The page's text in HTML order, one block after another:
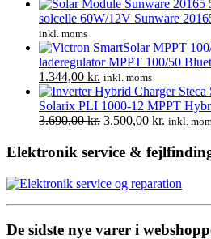
solcelle 60W/12V Sunware
inkl. moms
laderegulator MPPT 100/50
Den
oprindelige
pris
var:
1.344,00 kr. Den
aktuelle
pris
er:
inkl. moms
Solarix PLI 1000-12 MPPT
3.690,00kr. Den
pris
3.690,00 kr..
3.500,00 kr. Den
pris
3.500,00
inkl.
Elektronik service &
De sidste nye varer i